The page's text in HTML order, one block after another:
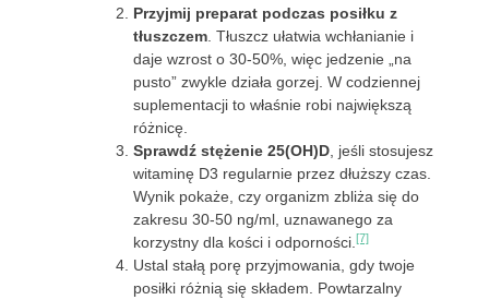
Przyjmij preparat podczas posiłku z
tłuszczem . Tłuszcz ułatwia wchłanianie i
daje wzrost o 30-50%, więc jedzenie „na
pusto” zwykle działa gorzej. W codziennej
suplementacji to właśnie robi największą
różnicę.
Sprawdź stężenie 25(OH)D , jeśli stosujesz
witaminę D3 regularnie przez dłuższy czas.
Wynik pokaże, czy organizm zbliża się do
zakresu 30-50 ng/ml, uznawanego za
korzystny dla kości i odporności. [7]
Ustal stałą porę przyjmowania, gdy twoje
posiłki różnią się składem. Powtarzalny